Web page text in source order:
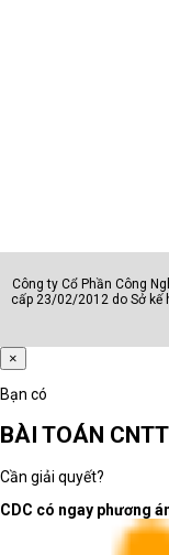
Công ty Cổ Phần Công
cấp 23/02/2012 do Sở kế
×
Bạn có
BÀI TOÁN CNTT
Cần giải quyết?
CDC có ngay phương